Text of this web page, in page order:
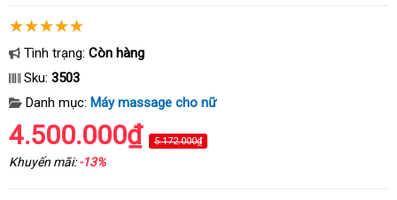
Tình trạng: Còn hàng
Sku: 3503
Danh mục: Máy massage cho nữ
4.500.000₫ 5.172.000₫
Khuyến mãi:-13%